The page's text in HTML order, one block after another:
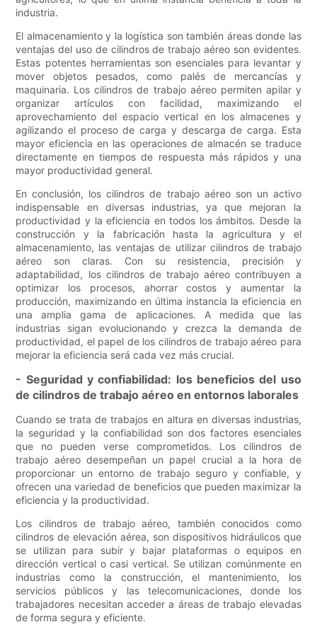
industria.
El almacenamiento y la logística son también áreas donde las
ventajas del uso de cilindros de trabajo aéreo son evidentes.
Estas potentes herramientas son esenciales para levantar y
mover objetos pesados, como palés de mercancías y
maquinaria. Los cilindros de trabajo aéreo permiten apilar y
organizar artículos con facilidad, maximizando el
aprovechamiento del espacio vertical en los almacenes y
agilizando el proceso de carga y descarga de carga. Esta
mayor eficiencia en las operaciones de almacén se traduce
directamente en tiempos de respuesta más rápidos y una
mayor productividad general.
En conclusión, los cilindros de trabajo aéreo son un activo
indispensable en diversas industrias, ya que mejoran la
productividad y la eficiencia en todos los ámbitos. Desde la
construcción y la fabricación hasta la agricultura y el
almacenamiento, las ventajas de utilizar cilindros de trabajo
aéreo son claras. Con su resistencia, precisión y
adaptabilidad, los cilindros de trabajo aéreo contribuyen a
optimizar los procesos, ahorrar costos y aumentar la
producción, maximizando en última instancia la eficiencia en
una amplia gama de aplicaciones. A medida que las
industrias sigan evolucionando y crezca la demanda de
productividad, el papel de los cilindros de trabajo aéreo para
mejorar la eficiencia será cada vez más crucial.
- Seguridad y confiabilidad: los beneficios del uso
de cilindros de trabajo aéreo en entornos laborales
Cuando se trata de trabajos en altura en diversas industrias,
la seguridad y la confiabilidad son dos factores esenciales
que no pueden verse comprometidos. Los cilindros de
trabajo aéreo desempeñan un papel crucial a la hora de
proporcionar un entorno de trabajo seguro y confiable, y
ofrecen una variedad de beneficios que pueden maximizar la
eficiencia y la productividad.
Los cilindros de trabajo aéreo, también conocidos como
cilindros de elevación aérea, son dispositivos hidráulicos que
se utilizan para subir y bajar plataformas o equipos en
dirección vertical o casi vertical. Se utilizan comúnmente en
industrias como la construcción, el mantenimiento, los
servicios públicos y las telecomunicaciones, donde los
trabajadores necesitan acceder a áreas de trabajo elevadas
de forma segura y eficiente.